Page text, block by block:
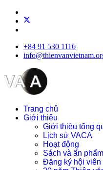
+84 91 530 1116
Trang chủ
Giới thiệu
Giới thiệu tổng
Lịch sử VACA
Hoạt động
Sách và ấn phẩm
Đăng ký hội viên